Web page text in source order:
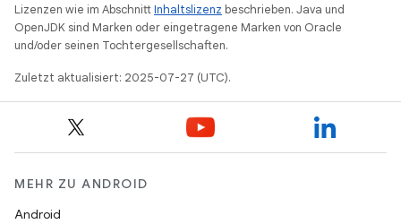
Lizenzen wie im AbschnittInhaltslizenz beschrieben. Java und
OpenJDK sind Marken oder eingetragene Marken von Oracle
und/oder seinen Tochtergesellschaften.
Zuletzt aktualisiert: 2025-07-27 (UTC).
MEHR ZU ANDROID
Android